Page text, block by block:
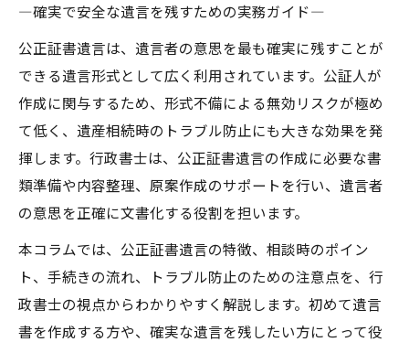
―確実で安全な遺言を残すための実務ガイド―
公正証書遺言は、遺言者の意思を最も確実に残すことが
できる遺言形式として広く利用されています。公証人が
作成に関与するため、形式不備による無効リスクが極め
て低く、遺産相続時のトラブル防止にも大きな効果を発
揮します。行政書士は、公正証書遺言の作成に必要な書
類準備や内容整理、原案作成のサポートを行い、遺言者
の意思を正確に文書化する役割を担います。
本コラムでは、公正証書遺言の特徴、相談時のポイン
ト、手続きの流れ、トラブル防止のための注意点を、行
政書士の視点からわかりやすく解説します。初めて遺言
書を作成する方や、確実な遺言を残したい方にとって役